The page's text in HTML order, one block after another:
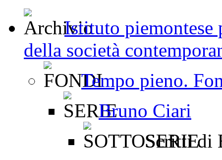
Istituto piemontese
della società
Tempo pieno.
Bruno Ciari
Scritti di